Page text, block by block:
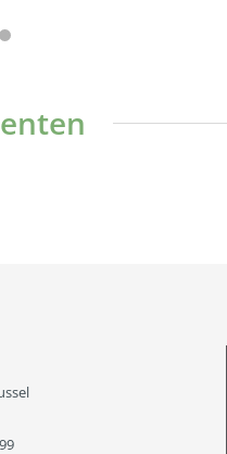
Caron Paints
van verschillende
u dan de nieuwste